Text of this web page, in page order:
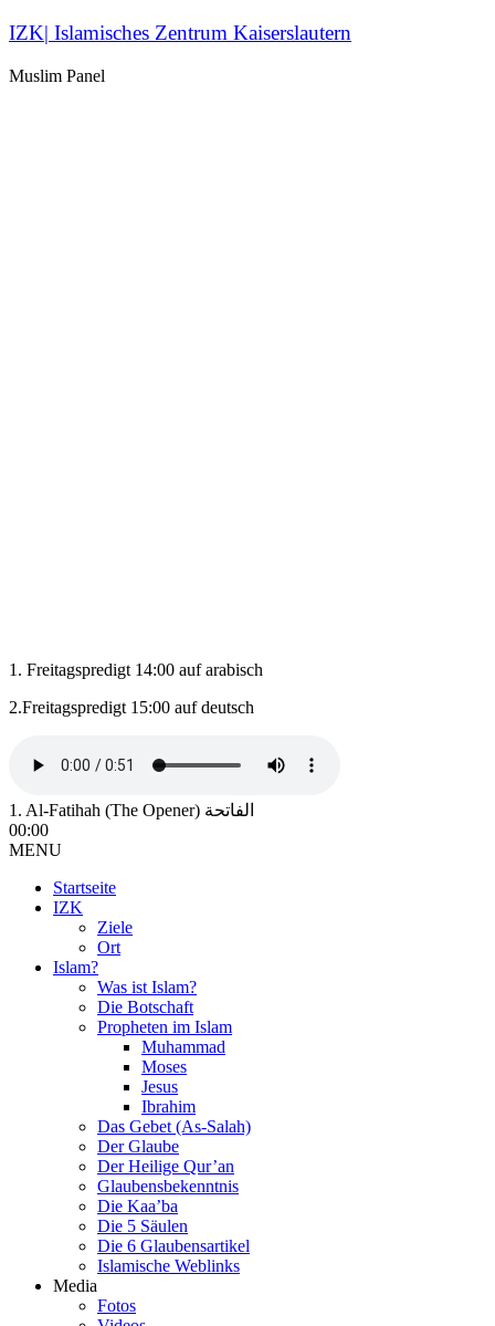
IZK| Islamisches Zentrum Kaiserslautern
Muslim Panel
1. Freitagspredigt 14:00 auf arabisch
2.Freitagspredigt 15:00 auf deutsch
1. Al-Fatihah (The Opener) الفاتحة
00:00
MENU
Startseite
IZK
Ziele
Ort
Islam?
Was ist Islam?
Die Botschaft
Propheten im Islam
Muhammad
Moses
Jesus
Ibrahim
Das Gebet (As-Salah)
Der Glaube
Der Heilige Qur’an
Glaubensbekenntnis
Die Kaa’ba
Die 5 Säulen
Die 6 Glaubensartikel
Islamische Weblinks
Media
Fotos